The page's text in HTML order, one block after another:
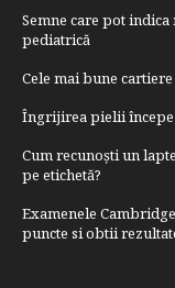
Semne care pot
pediatrică
Cele mai bune
Îngrijirea pielii începe
Cum recunoști un
pe etichetă?
Examenele
puncte si obtii